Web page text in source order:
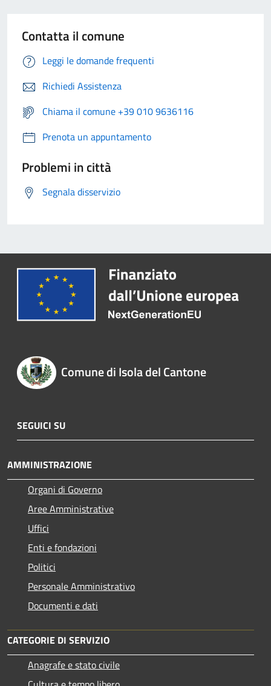
Contatta il comune
Leggi le domande frequenti
Richiedi Assistenza
Chiama il comune +39 010 9636116
Prenota un appuntamento
Problemi in città
Segnala disservizio
Comune di Isola del Cantone
SEGUICI SU
AMMINISTRAZIONE
Organi di Governo
Aree Amministrative
Uffici
Enti e fondazioni
Politici
Personale Amministrativo
Documenti e dati
CATEGORIE DI SERVIZIO
Anagrafe e stato civile